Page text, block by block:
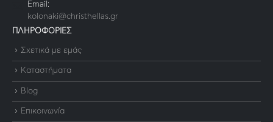
Email:
kolonaki@christhellas.gr
ΠΛΗΡΟΦΟΡΙΕΣ
Σχετικά με εμάς
Καταστήματα
Blog
Επικοινωνία